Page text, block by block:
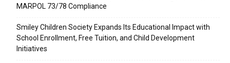
MARPOL 73/78 Compliance
Smiley Children Society Expands Its Educational Impact with
School Enrollment, Free Tuition, and Child Development
Initiatives